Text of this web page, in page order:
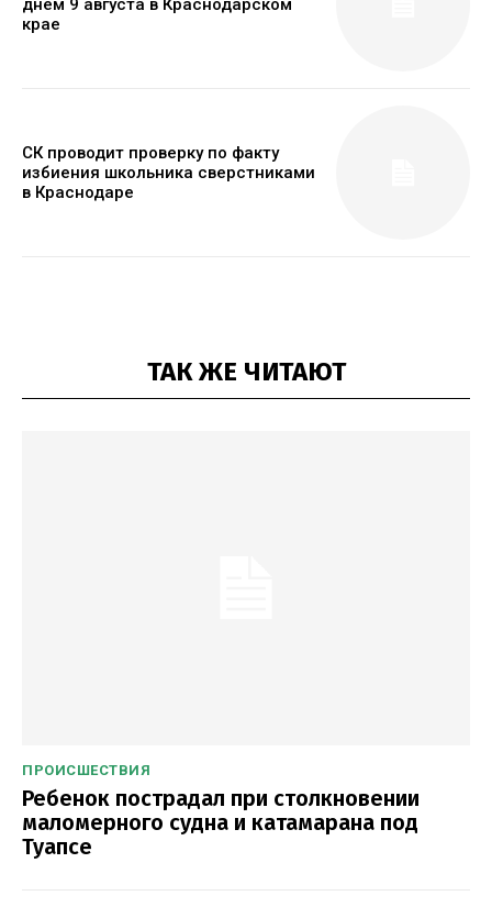
днем 9 августа в Краснодарском
крае
СК проводит проверку по факту
избиения школьника сверстниками
в Краснодаре
ТАК ЖЕ ЧИТАЮТ
ПРОИСШЕСТВИЯ
Ребенок пострадал при столкновении
маломерного судна и катамарана под
Туапсе